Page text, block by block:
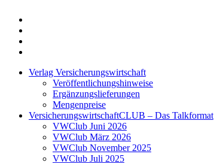
Verlag Versicherungswirtschaft
Veröffentlichungshinweise
Ergänzungslieferungen
Mengenpreise
VersicherungswirtschaftCLUB – Das Talkformat
VWClub Juni 2026
VWClub März 2026
VWClub November 2025
VWClub Juli 2025